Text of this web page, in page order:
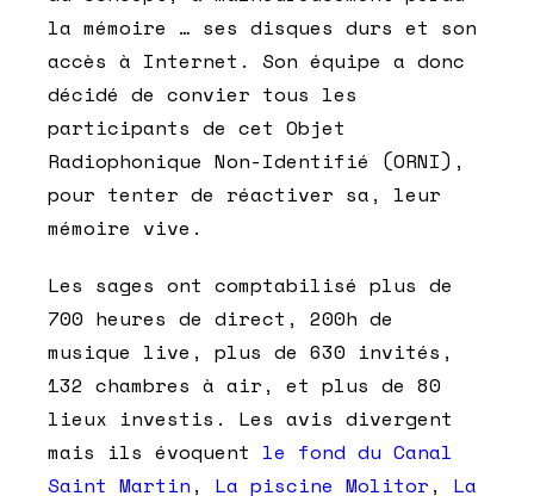
la mémoire … ses disques durs et son
accès à Internet. Son équipe a donc
décidé de convier tous les
participants de cet Objet
Radiophonique Non-Identifié (ORNI),
pour tenter de réactiver sa, leur
mémoire vive.
Les sages ont comptabilisé plus de
700 heures de direct, 200h de
musique live, plus de 630 invités,
132 chambres à air, et plus de 80
lieux investis. Les avis divergent
mais ils évoquent le fond du Canal
Saint Martin , La piscine Molitor , La